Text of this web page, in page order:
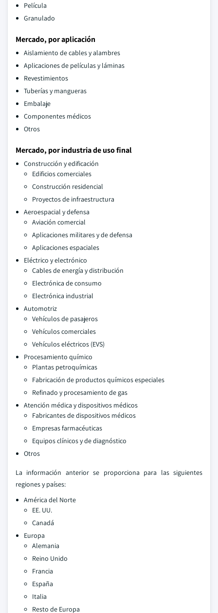
Película
Granulado
Mercado, por aplicación
Aislamiento de cables y alambres
Aplicaciones de películas y láminas
Revestimientos
Tuberías y mangueras
Embalaje
Componentes médicos
Otros
Mercado, por industria de uso final
Construcción y edificación
Edificios comerciales
Construcción residencial
Proyectos de infraestructura
Aeroespacial y defensa
Aviación comercial
Aplicaciones militares y de defensa
Aplicaciones espaciales
Eléctrico y electrónico
Cables de energía y distribución
Electrónica de consumo
Electrónica industrial
Automotriz
Vehículos de pasajeros
Vehículos comerciales
Vehículos eléctricos (EVS)
Procesamiento químico
Plantas petroquímicas
Fabricación de productos químicos especiales
Refinado y procesamiento de gas
Atención médica y dispositivos médicos
Fabricantes de dispositivos médicos
Empresas farmacéuticas
Equipos clínicos y de diagnóstico
Otros
La información anterior se proporciona para las siguientes
regiones y países:
América del Norte
EE. UU.
Canadá
Europa
Alemania
Reino Unido
Francia
España
Italia
Resto de Europa